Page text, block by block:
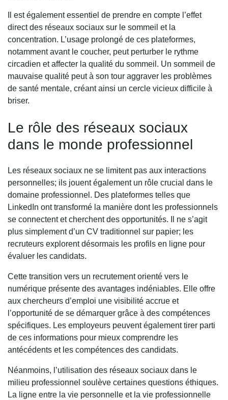
Il est également essentiel de prendre en compte l’effet
direct des réseaux sociaux sur le sommeil et la
concentration. L’usage prolongé de ces plateformes,
notamment avant le coucher, peut perturber le rythme
circadien et affecter la qualité du sommeil. Un sommeil de
mauvaise qualité peut à son tour aggraver les problèmes
de santé mentale, créant ainsi un cercle vicieux difficile à
briser.
Le rôle des réseaux sociaux
dans le monde professionnel
Les réseaux sociaux ne se limitent pas aux interactions
personnelles; ils jouent également un rôle crucial dans le
domaine professionnel. Des plateformes telles que
LinkedIn ont transformé la manière dont les professionnels
se connectent et cherchent des opportunités. Il ne s’agit
plus simplement d’un CV traditionnel sur papier; les
recruteurs explorent désormais les profils en ligne pour
évaluer les candidats.
Cette transition vers un recrutement orienté vers le
numérique présente des avantages indéniables. Elle offre
aux chercheurs d’emploi une visibilité accrue et
l’opportunité de se démarquer grâce à des compétences
spécifiques. Les employeurs peuvent également tirer parti
de ces informations pour mieux comprendre les
antécédents et les compétences des candidats.
Néanmoins, l’utilisation des réseaux sociaux dans le
milieu professionnel soulève certaines questions éthiques.
La ligne entre la vie personnelle et la vie professionnelle